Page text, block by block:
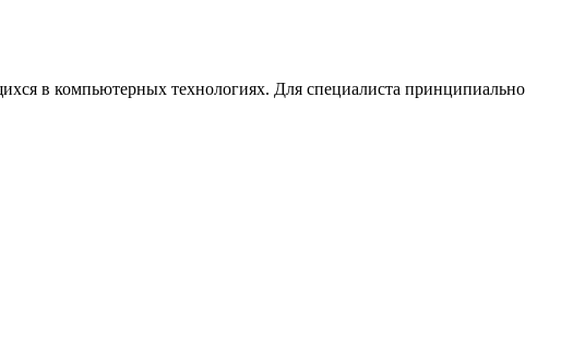
в компьютерных технологиях. Для специалиста принципиально